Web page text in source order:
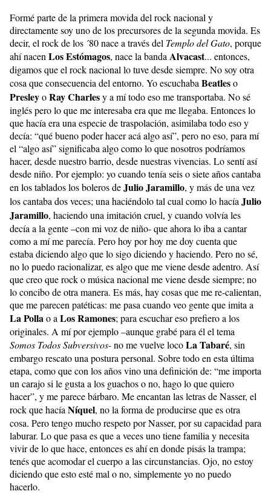
Formé parte de la primera movida del rock nacional y
directamente soy uno de los precursores de la segunda movida. Es
decir, el rock de los ´80 nace a través del Templo del Gato, porque
ahí nacenLos Estómagos, nace la bandaAlvacast... entonces,
digamos que el rock nacional lo tuve desde siempre. No soy otra
cosa que consecuencia del entorno. Yo escuchabaBeatleso
PresleyoRay Charlesy a mí todo eso me transportaba. No sé
inglés pero lo que me interesaba era que me llegaba. Entonces lo
que hacía era una especie de traspolación, asimilaba todo eso y
decía: “qué bueno poder hacer acá algo así”, pero no eso, para mí
el “algo así” significaba algo como lo que nosotros podríamos
hacer, desde nuestro barrio, desde nuestras vivencias. Lo sentí así
desde niño. Por ejemplo: yo cuando tenía seis o siete años cantaba
en los tablados los boleros deJulio Jaramillo, y más de una vez
los cantaba dos veces; una haciéndolo tal cual como lo hacíaJulio
Jaramillo, haciendo una imitación cruel, y cuando volvía les
decía a la gente –con mi voz de niño- que ahora lo iba a cantar
como a mí me parecía. Pero hoy por hoy me doy cuenta que
estaba diciendo algo que lo sigo diciendo y haciendo. Pero no sé,
no lo puedo racionalizar, es algo que me viene desde adentro. Así
que creo que rock o música nacional me viene desde siempre; no
lo concibo de otra manera. Es más, hay cosas que me re-calientan,
que me parecen patéticas: me pasa cuando veo gente que imita a
La Pollao aLos Ramones; para escuchar eso prefiero a los
originales. A mí por ejemplo –aunque grabé para él el tema
Somos Todos Subversivos- no me vuelve locoLa Tabaré, sin
embargo rescato una postura personal. Sobre todo en esta última
etapa, como que con los años vino una definición de: “me importa
un carajo si le gusta a los guachos o no, hago lo que quiero
hacer”, y me parece bárbaro. Me encantan las letras de Nasser, el
rock que hacíaNíquel, no la forma de producirse que es otra
cosa. Pero tengo mucho respeto por Nasser, por su capacidad para
laburar. Lo que pasa es que a veces uno tiene familia y necesita
vivir de lo que hace, entonces es ahí en donde pisás la trampa;
tenés que acomodar el cuerpo a las circunstancias. Ojo, no estoy
diciendo que esto esté mal o no, simplemente yo no puedo
hacerlo.